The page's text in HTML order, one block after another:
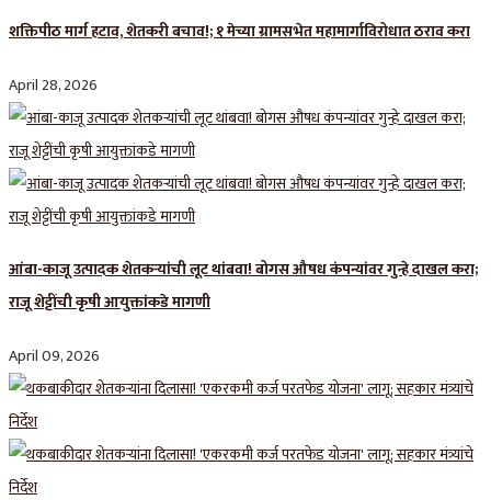
शक्तिपीठ मार्ग हटाव, शेतकरी बचाव!; १ मेच्या ग्रामसभेत महामार्गाविरोधात ठराव करा
April 28, 2026
आंबा-काजू उत्पादक शेतकऱ्यांची लूट थांबवा! बोगस औषध कंपन्यांवर गुन्हे दाखल करा;
राजू शेट्टींची कृषी आयुक्तांकडे मागणी
April 09, 2026